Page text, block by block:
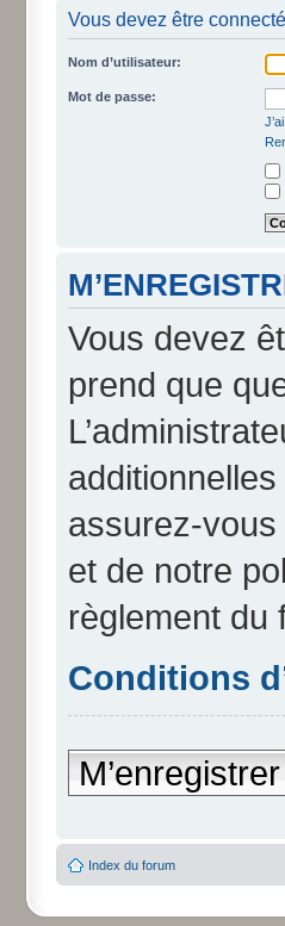
Vous devez être
Nom d’utilisateur:
Mot de passe:
Vous devez
prend que
assurez-vous
et de notre
règlement du
Conditions
M’enregistrer
Index du forum